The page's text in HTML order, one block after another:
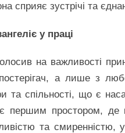
сприяє зустрічі та
у праці
на важливості
а лише з
та спільності, що є
першим простором, де
та смиренністю,